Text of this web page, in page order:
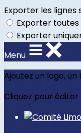
Exporter les lignes
Exporter
Exporter
Menu
Ajoutez un logo,
Cliquez pour éditer